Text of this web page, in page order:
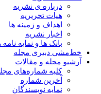
درباره ی نشریه
هیات تحریریه
اهداف و زمینه ها
اخبار نشریه
بانک ها و نمایه نامه ها
خط‌مشی دبیری مجله
آرشیو مجله و مقالات
کلیه شماره‌های مجله
آخرین شماره
نمایه نویسندگان